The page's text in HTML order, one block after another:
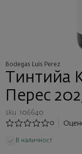
Bodegas Luis Perez
Тинтийа
Перес
sku: 106640
0
В наличност